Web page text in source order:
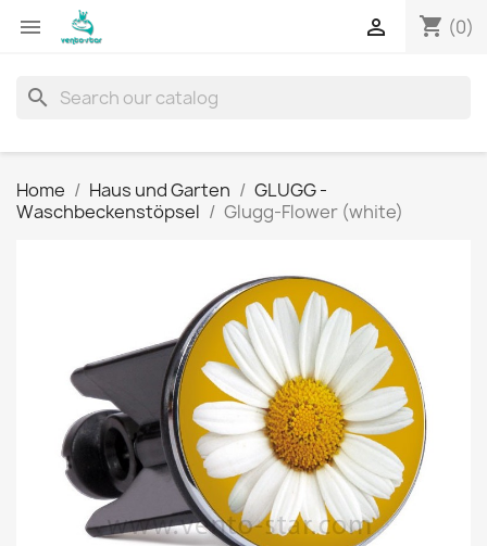
 shopping_cart (0)

search
Home Haus und Garten
GLUGG -
Waschbeckenstöpsel
Glugg-Flower (white)